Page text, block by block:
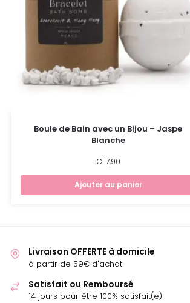
Boule de Bain avec un Bijou – Jaspe
Blanche
€ 17,90
Ajouter au panier
Livraison OFFERTE à domicile
à partir de 59€ d'achat
Satisfait ou Remboursé
14 jours pour être 100% satisfait(e)